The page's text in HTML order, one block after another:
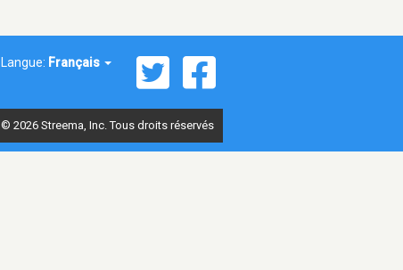
Langue: Français
© 2026 Streema, Inc. Tous droits réservés